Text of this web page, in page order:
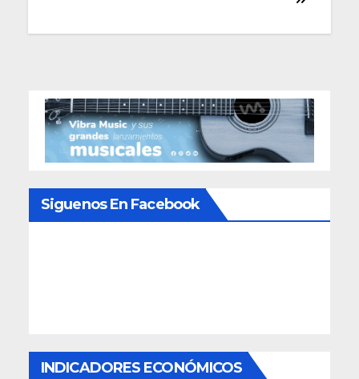
Siguenos En Facebook
INDICADORES ECONÓMICOS